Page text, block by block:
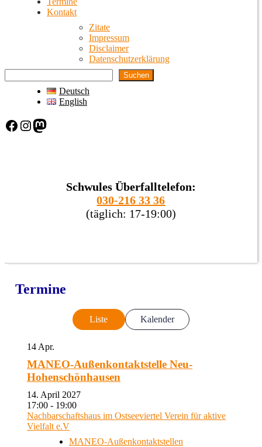
Kontakt
Zitate
Impressum
Disclaimer
Datenschutzerklärung
Suchen
Deutsch
English
Facebook Instagram Mastodon
Schwules Überfalltelefon:
030-216 33 36
(täglich: 17-19:00)
Termine
Liste Kalender
14 Apr.
MANEO-Außenkontaktstelle Neu-
Hohenschönhausen
14. April 2027
17:00 - 19:00
Nachbarschaftshaus im Ostseeviertel Verein für aktive
Vielfalt e.V
MANEO-Außenkontaktstellen